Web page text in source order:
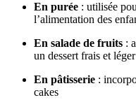
En purée : utilisée
l’alimentation des
En salade de fruits :
un dessert frais et léger
En pâtisserie :
cakes